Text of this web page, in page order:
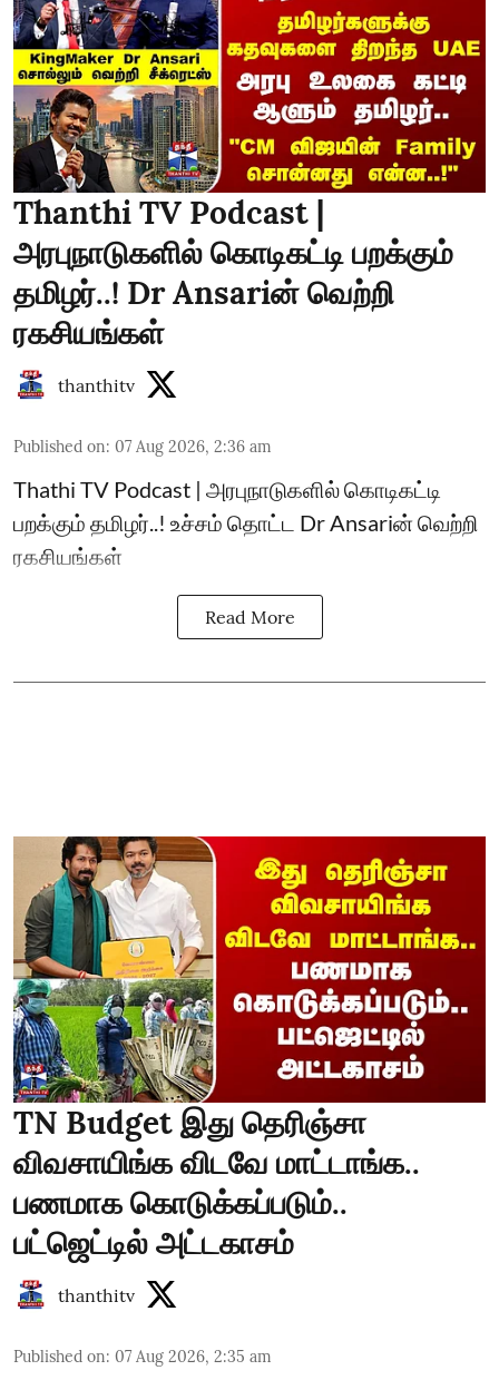
Thanthi TV Podcast |
அரபுநாடுகளில் கொடிகட்டி பறக்கும்
தமிழர்..! Dr Ansariன் வெற்றி
ரகசியங்கள்
thanthitv
Published on: 07 Aug 2026, 2:36 am
Thathi TV Podcast | அரபுநாடுகளில் கொடிகட்டி
பறக்கும் தமிழர்..! உச்சம் தொட்ட Dr Ansariன் வெற்றி
ரகசியங்கள்
Read More
TN Budget இது தெரிஞ்சா
விவசாயிங்க விடவே மாட்டாங்க..
பணமாக கொடுக்கப்படும்..
பட்ஜெட்டில் அட்டகாசம்
thanthitv
Published on: 07 Aug 2026, 2:35 am